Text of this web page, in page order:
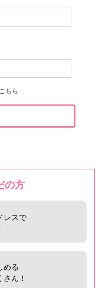
ちら
の方
レスで
める
さん！